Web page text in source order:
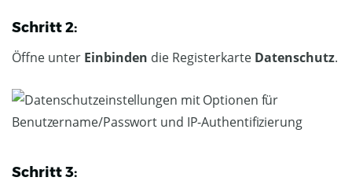
Schritt 2:
Öffne unter Einbinden die Registerkarte Datenschutz.
Schritt 3: